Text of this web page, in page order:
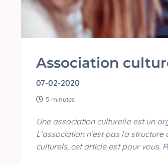
Association
07-02-2020
5 minutes
Une association culturelle est un
L’association n’est pas la
culturels, cet article est pour vous.